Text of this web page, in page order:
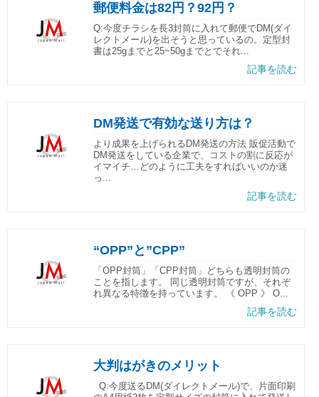
郵便料金は82円？92円？
Q:今度チラシを長3封筒に入れて郵便でDM(ダイ
レクトメール)を出そうと思っているの。定型封
書は25gまでと25~50gまでとでそれ...
記事を読む
DM発送で有効な送り方は？
より成果を上げられるDM発送の方法 販促活動で
DM発送をしている企業で、コストの割に反応が
イマイチ…どのように工夫をすればいいのか迷
っ...
記事を読む
“OPP”と”CPP”
「OPP封筒」「CPP封筒」どちらも透明封筒の
ことを指します。 同じ透明封筒ですが、それぞ
れ異なる特徴を持っています。 《 OPP 》 O...
記事を読む
大判はがきのメリット
Q:今度送るDM(ダイレクトメール)で、片面印刷